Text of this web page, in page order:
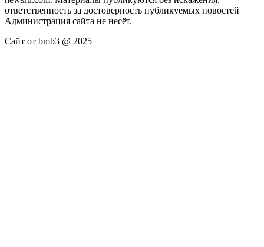
ответственность за достоверность публикуемых новостей
Администрация сайта не несёт.
Сайт от bmb3 @ 2025